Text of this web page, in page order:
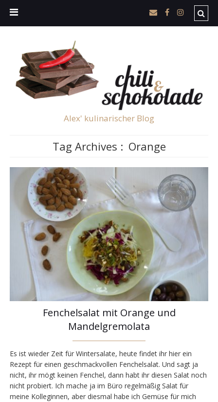
Alex' kulinarischer Blog
Tag Archives : Orange
Fenchelsalat mit Orange und
Mandelgremolata
Es ist wieder Zeit für Wintersalate, heute findet ihr hier ein
Rezept für einen geschmackvollen Fenchelsalat. Und sagt ja
nicht, ihr mögt keinen Fenchel, dann habt ihr diesen Salat noch
nicht probiert. Ich mache ja im Büro regelmäßig Salat für
meine Kolleginnen, aber diesmal habe ich Gemüse für mich